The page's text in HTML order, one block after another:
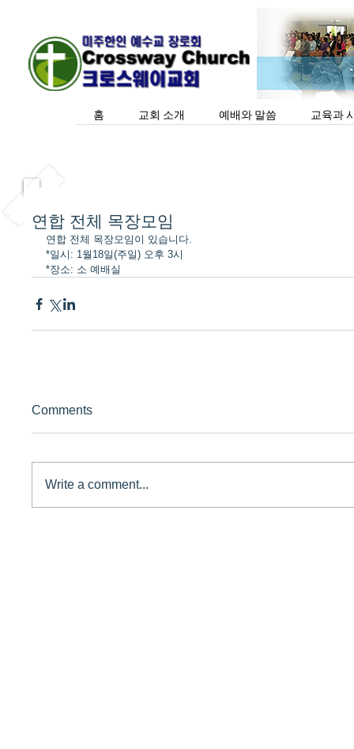
홈 교회 소개 예배와 말씀 교육과
연합 전체 목장모임
연합 전체 목장모임이 있습니다.
*일시: 1월18일(주일) 오후 3시
*장소: 소 예배실
Comments
Write a comment...